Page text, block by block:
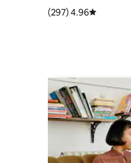
דירוג ממוצע של 4.96 מתוך 5, 297 ביקורות
4.96 (297)